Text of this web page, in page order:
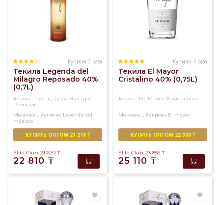
Купили 3 раза
Текила Legenda del
Milagro Reposado 40%
(0,7L)
Текила Легенда дель Милагро
Репосадо
Мексика , Халиско Leyenda del
milagro
КУПИТЬ ОПТОМ 21 216 ₸
Elite Club: 21 670 ₸
22 810 ₸
Купили 4 раза
Текила El Mayor
Cristalino 40% (0,75L)
Текила Эль Майор Кристалино
Мексика , Халиско El mayor
КУПИТЬ ОПТОМ 22 900 ₸
Elite Club: 23 855 ₸
25 110 ₸